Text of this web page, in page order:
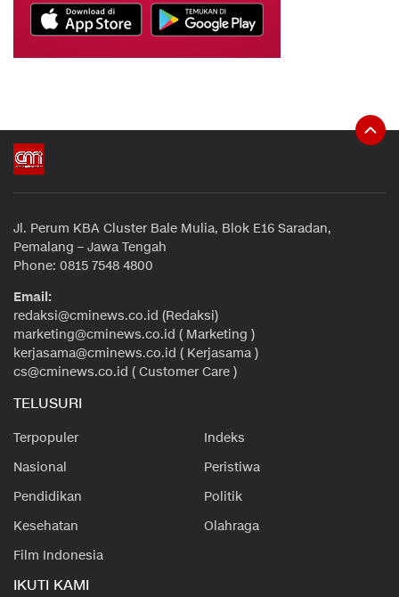
Jl. Perum KBA Cluster Bale Mulia, Blok E16 Saradan,
Pemalang – Jawa Tengah
Phone: 0815 7548 4800
Email:
redaksi@cminews.co.id (Redaksi)
marketing@cminews.co.id ( Marketing )
kerjasama@cminews.co.id ( Kerjasama )
cs@cminews.co.id ( Customer Care )
TELUSURI
Terpopuler
Indeks
Nasional
Peristiwa
Pendidikan
Politik
Kesehatan
Olahraga
Film Indonesia
IKUTI KAMI